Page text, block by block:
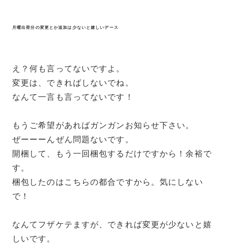
月曜出荷分の変更とか追加は少ないと嬉しいデース
え？何も言ってないですよ。
変更は、できればしないでね。
なんて一言も言ってないです！
もうご希望があればガンガンお知らせ下さい。
ぜーーーんぜん問題ないです。
開梱して、もう一回梱包するだけですから！余裕で
す。
梱包したのはこちらの都合ですから。気にしない
で！
なんてフザケテますが、できれば変更が少ないと嬉
しいです。